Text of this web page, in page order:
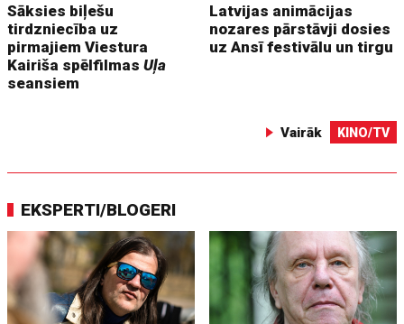
Sāksies biļešu
tirdzniecība uz
pirmajiem Viestura
Kairiša spēlfilmasUļa
seansiem
Latvijas animācijas
nozares pārstāvji dosies
uz Ansī festivālu un tirgu
Vairāk KINO/TV
EKSPERTI/BLOGERI